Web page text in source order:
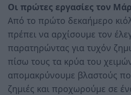
Οι πρώτες εργασίες τον
Από το πρώτο δεκαήμερο
πρέπει να αρχίσουμε τον
παρατηρώντας για τυχόν
πίσω τους τα κρύα του
απομακρύνουμε βλαστούς
ζημιές και προχωρούμε σε